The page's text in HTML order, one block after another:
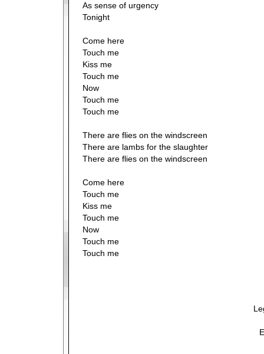
As sense of urgency
Tonight
Come here
Touch me
Kiss me
Touch me
Now
Touch me
Touch me
There are flies on the windscreen
There are lambs for the slaughter
There are flies on the windscreen
Come here
Touch me
Kiss me
Touch me
Now
Touch me
Touch me